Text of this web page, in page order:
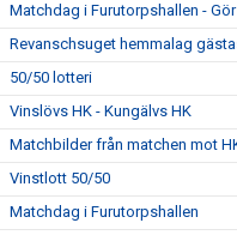
Matchdag i Furutorpshallen -
Revanschsuget hemmalag
50/50 lotteri
Vinslövs HK - Kungälvs HK
Matchbilder från matchen mot
Vinstlott 50/50
Matchdag i Furutorpshallen